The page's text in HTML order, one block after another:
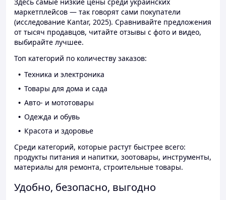
маркетплейсов — так говорят сами покупатели
(исследование Kantar, 2025). Сравнивайте предложения
от тысяч продавцов, читайте отзывы с фото и видео,
выбирайте лучшее.
Топ категорий по количеству заказов:
Техника и электроника
Товары для дома и сада
Авто- и мототовары
Одежда и обувь
Красота и здоровье
Среди категорий, которые растут быстрее всего:
продукты питания и напитки, зоотовары, инструменты,
материалы для ремонта, строительные товары.
Удобно, безопасно, выгодно